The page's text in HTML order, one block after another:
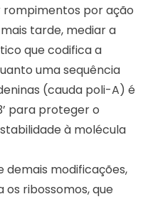
rompimentos por ação
tarde, mediar a
que codifica a
uma sequência
(cauda poli-A) é
para proteger o
à molécula
demais modificações,
os ribossomos, que